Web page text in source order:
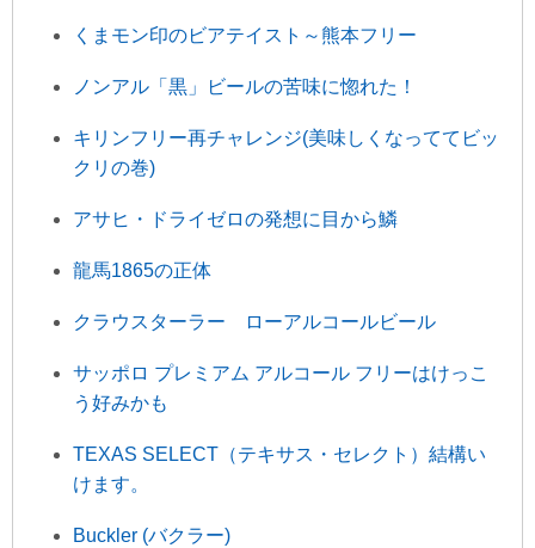
くまモン印のビアテイスト～熊本フリー
ノンアル「黒」ビールの苦味に惚れた！
キリンフリー再チャレンジ(美味しくなっててビッ
クリの巻)
アサヒ・ドライゼロの発想に目から鱗
龍馬1865の正体
クラウスターラー ローアルコールビール
サッポロ プレミアム アルコール フリーはけっこ
う好みかも
TEXAS SELECT（テキサス・セレクト）結構い
けます。
Buckler (バクラー)